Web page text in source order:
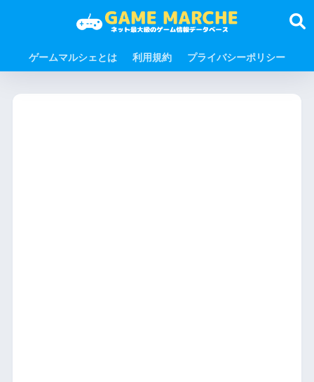
ゲームマルシェとは 利用規約 プライバシーポリシー